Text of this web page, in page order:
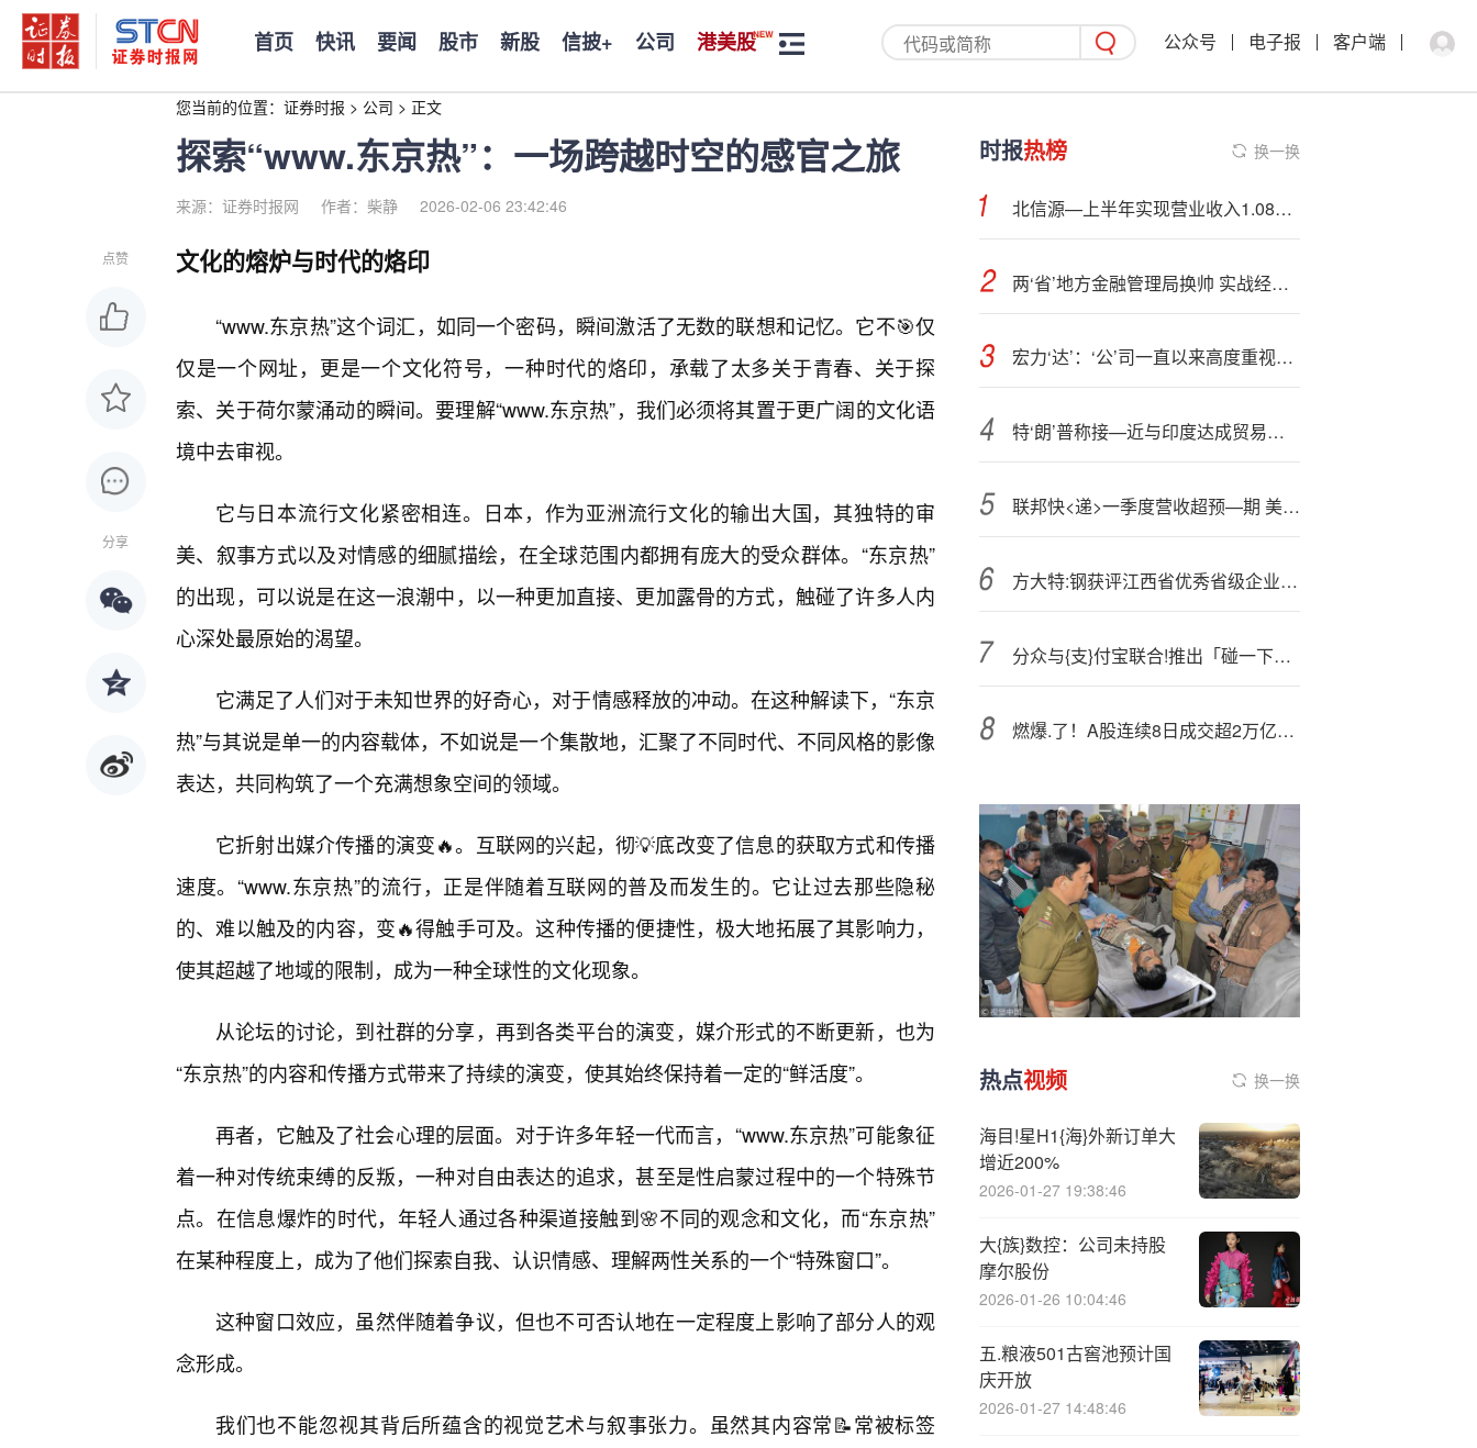
首页 快讯 要闻 股市 新股 信披+ 公司 港美股 公众号 电子报 客户端
您当前的位置： 证券时报 > 公司 > 正文
探索“www.东京热”：一场跨越时空的感官之旅
来源：证券时报网 作者：柴静 2026-02-06 23:42:46
点赞
分享
文化的熔炉与时代的烙印
“www.东京热”这个词汇，如同一个密码，瞬间激活了无数的联想和记忆。它不🎯仅
仅是一个网址，更是一个文化符号，一种时代的烙印，承载了太多关于青春、关于探
索、关于荷尔蒙涌动的瞬间。要理解“www.东京热”，我们必须将其置于更广阔的文化语
境中去审视。
它与日本流行文化紧密相连。日本，作为亚洲流行文化的输出大国，其独特的审
美、叙事方式以及对情感的细腻描绘，在全球范围内都拥有庞大的受众群体。“东京热”
的出现，可以说是在这一浪潮中，以一种更加直接、更加露骨的方式，触碰了许多人内
心深处最原始的渴望。
它满足了人们对于未知世界的好奇心，对于情感释放的冲动。在这种解读下，“东京
热”与其说是单一的内容载体，不如说是一个集散地，汇聚了不同时代、不同风格的影像
表达，共同构筑了一个充满想象空间的领域。
它折射出媒介传播的演变🔥。互联网的兴起，彻💡底改变了信息的获取方式和传播
速度。“www.东京热”的流行，正是伴随着互联网的普及而发生的。它让过去那些隐秘
的、难以触及的内容，变🔥得触手可及。这种传播的便捷性，极大地拓展了其影响力，
使其超越了地域的限制，成为一种全球性的文化现象。
从论坛的讨论，到社群的分享，再到各类平台的演变，媒介形式的不断更新，也为
“东京热”的内容和传播方式带来了持续的演变，使其始终保持着一定的“鲜活度”。
再者，它触及了社会心理的层面。对于许多年轻一代而言，“www.东京热”可能象征
着一种对传统束缚的反叛，一种对自由表达的追求，甚至是性启蒙过程中的一个特殊节
点。在信息爆炸的时代，年轻人通过各种渠道接触到🌸不同的观念和文化，而“东京热”
在某种程度上，成为了他们探索自我、认识情感、理解两性关系的一个“特殊窗口”。
这种窗口效应，虽然伴随着争议，但也不可否认地在一定程度上影响了部分人的观
念形成。
我们也不能忽视其背后所蕴含的视觉艺术与叙事张力。虽然其内容常📝常被标签
时报热榜 换一换
北信源—上半年实现营业收入1.08亿元
两‘省’地方金融管理局换帅 实战经验成金融干部“加分项”
宏力‘达’：‘公’司一直以来高度重视投资者关系管理
特‘朗’普称接—近与印度达成贸易协议 将在某个时候降低关税
联邦快<递>一季度营收超预—期 美国市场日均包裹量增长6%
方大特:钢获评江西省优秀省级企业技术中心
分众与{支}付宝联合!推出「碰一下抢红包」，韩歆毅：电梯场景或将进化为营收起点
燃爆.了！A股连续8日成交超2万亿元！资金爆买金融科技！159851猛冲3%续刷新高，净申购超4亿份
热点视频 换一换
海目!星H1{海}外新订单大
增近200%
2026-01-27 19:38:46
大{族}数控：公司未持股
摩尔股份
2026-01-26 10:04:46
五.粮液501古窖池预计国
庆开放
2026-01-27 14:48:46